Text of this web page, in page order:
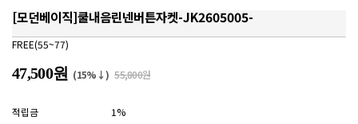
[모던베이직]쿨내음린넨버튼자켓-JK2605005-
FREE(55~77)
47,500원 (15%↓) 55,800원
적립금 1%